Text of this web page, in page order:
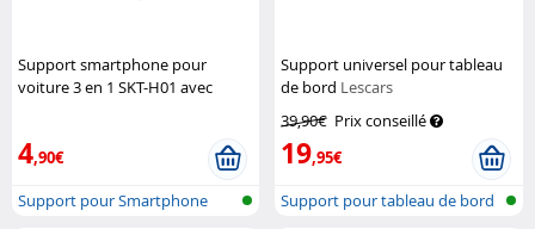
Support smartphone pour
voiture 3 en 1 SKT-H01 avec
4,90€
Support pour Smartphone
Support universel pour tableau
de bord Lescars
39,90€ Prix conseillé
19,95€
Support pour tableau de bord